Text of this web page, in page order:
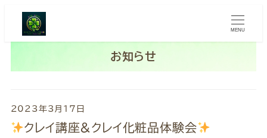
MENU
お知らせ
クレイ講座&クレイ化粧品体験会
2023年3月17日